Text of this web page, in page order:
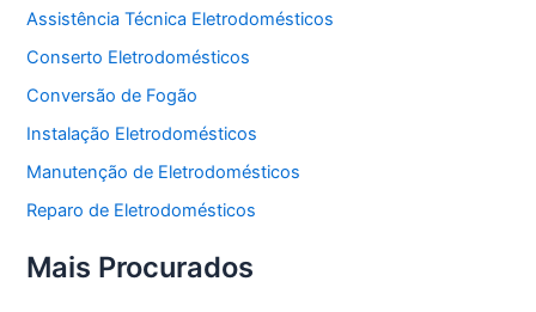
Assistência Técnica Eletrodomésticos
Conserto Eletrodomésticos
Conversão de Fogão
Instalação Eletrodomésticos
Manutenção de Eletrodomésticos
Reparo de Eletrodomésticos
Mais Procurados